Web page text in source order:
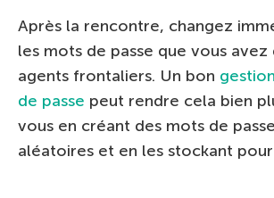
Après la rencontre, changez
les mots de passe que vous avez
agents frontaliers. Un bon
de passe peut rendre cela bien
vous en créant des mots de
aléatoires et en les stockant